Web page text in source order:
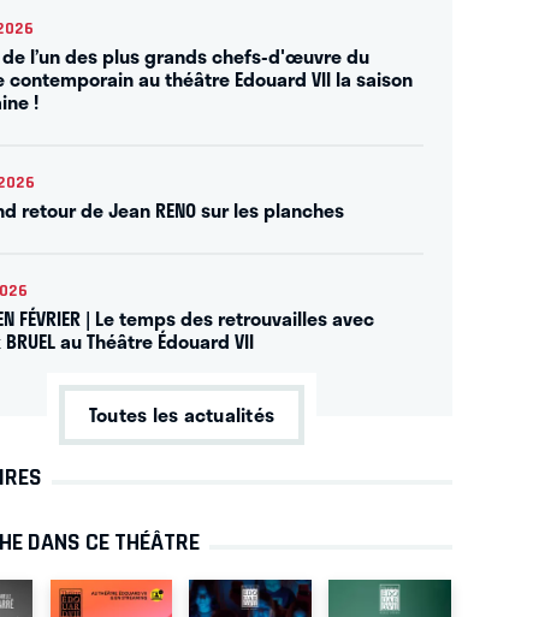
l’un des plus grands chefs-d'œuvre du
contemporain au théâtre Edouard VII la saison
!
retour de Jean RENO sur les planches
FÉVRIER | Le temps des retrouvailles avec
au Théâtre Édouard VII
Toutes les actualités
DANS CE THÉÂTRE